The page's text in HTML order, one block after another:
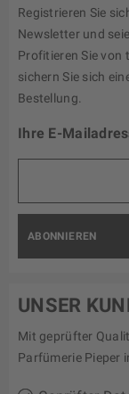
Registrieren Sie
Newsletter und
Profitieren Sie von
sichern Sie sich
Bestellung.
Ihre E-
ABONNIEREN
UNSER
Mit geprüfter
Parfümerie Pieper